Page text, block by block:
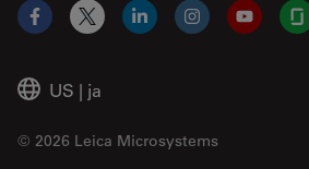
US | ja
© 2026 Leica Microsystems
Facebook
X LinkedInInstagram